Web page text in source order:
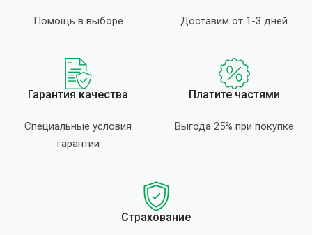
Помощь в выборе Доставим от 1-3 дней
Гарантия качества
Специальные условия
гарантии
Платите частями
Выгода 25% при покупке
Страхование